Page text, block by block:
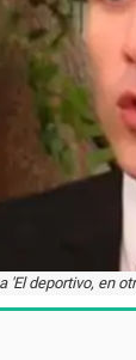
'El deportivo, en